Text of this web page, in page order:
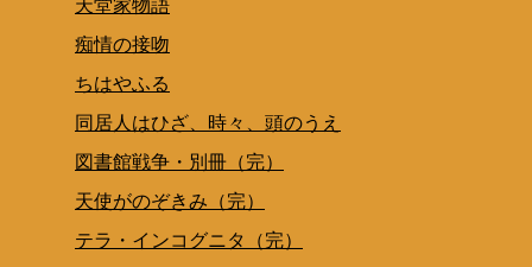
天堂家物語
痴情の接吻
ちはやふる
同居人はひざ、時々、頭のうえ
図書館戦争・別冊（完）
天使がのぞきみ（完）
テラ・インコグニタ（完）